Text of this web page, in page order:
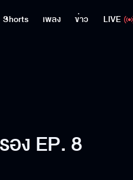
Shorts เพลง ข่าว LIVE
อง EP. 8